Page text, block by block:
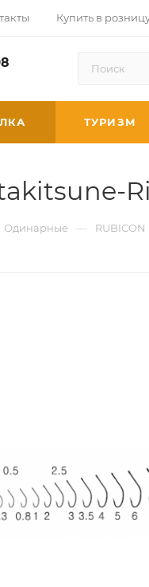
Купить в
ТУРИЗМ
Одинарные — RUBICON